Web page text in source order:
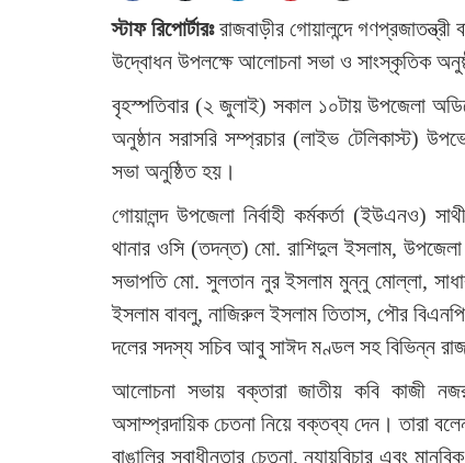
স্টাফ রিপোর্টারঃরাজবাড়ীর গোয়ালন্দে
উদ্বোধন উপলক্ষে আলোচনা সভা ও সাংস্কৃতিক
বৃহস্পতিবার (২ জুলাই) সকাল ১০টায় উপজেলা
অনুষ্ঠান সরাসরি সম্প্রচার (লাইভ টেলিকাস্ট)
সভা অনুষ্ঠিত হয়।
গোয়ালন্দ উপজেলা নির্বাহী কর্মকর্তা (ইউএনও)
থানার ওসি (তদন্ত) মো. রাশিদুল ইসলাম, উপজেলা
সভাপতি মো. সুলতান নুর ইসলাম মুন্নু মোল্লা,
ইসলাম বাবলু, নাজিরুল ইসলাম তিতাস, পৌর
দলের সদস্য সচিব আবু সাঈদ মণ্ডল সহ বিভিন্ন
আলোচনা সভায় বক্তারা জাতীয় কবি কাজী
অসাম্প্রদায়িক চেতনা নিয়ে বক্তব্য দেন। তারা
বাঙালির স্বাধীনতার চেতনা, ন্যায়বিচার এবং